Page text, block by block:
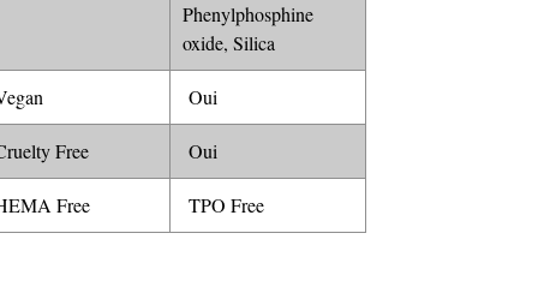
Phenylphosphine
oxide, Silica
Oui
Free Oui
Free TPO Free